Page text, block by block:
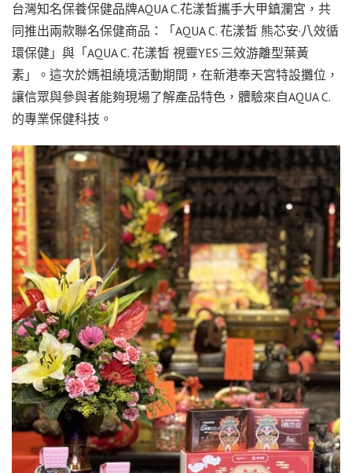
台灣知名保養保健品牌AQUA C.花漾皙攜手大甲鎮瀾宮，共
同推出兩款聯名保健商品：「AQUA C. 花漾皙 熊芯安·八效循
環保健」與「AQUA C. 花漾皙 視靈YES·三效游離型葉黃
素」。這次於媽祖繞境活動期間，在新港奉天宮特設攤位，
讓信眾與參與者能夠現場了解產品特色，體驗來自AQUA C.
的專業保健科技。